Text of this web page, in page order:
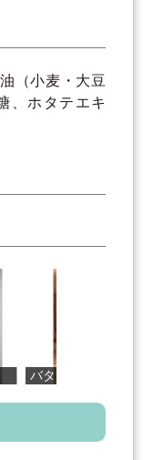
（小麦・大豆
、ホタテエキ
バタフライピ...